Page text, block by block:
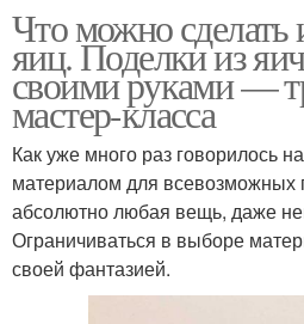
Что можно сделать
яиц. Поделки из
своими руками —
мастер-класса
Как уже много раз говорилось
материалом для всевозможных
абсолютно любая вещь, даже
Ограничиваться в выборе
своей фантазией.